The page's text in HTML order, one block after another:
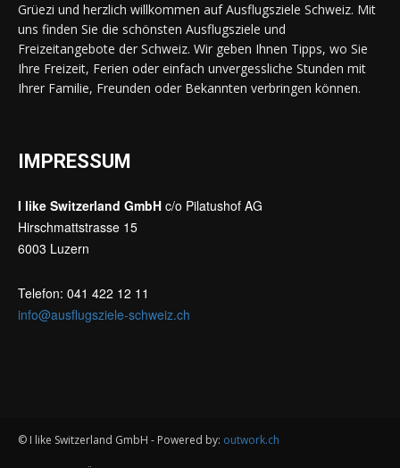
Grüezi und herzlich willkommen auf Ausflugsziele Schweiz. Mit
uns finden Sie die schönsten Ausflugsziele und
Freizeitangebote der Schweiz. Wir geben Ihnen Tipps, wo Sie
Ihre Freizeit, Ferien oder einfach unvergessliche Stunden mit
Ihrer Familie, Freunden oder Bekannten verbringen können.
IMPRESSUM
I like Switzerland GmbH c/o Pilatushof AG
Hirschmattstrasse 15
6003 Luzern
Telefon: 041 422 12 11
info@ausflugsziele-schweiz.ch
© I like Switzerland GmbH - Powered by: outwork.ch